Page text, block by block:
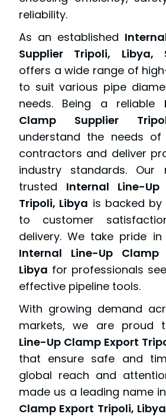
reliability.
As an established
Supplier Tripoli, Libya,
offers a wide range of
to suit various pipe
needs. Being a reliable
Clamp Supplier
understand the needs of
contractors and deliver
industry standards.
trusted Internal Line-
Tripoli, Libya is backed
to customer
delivery. We take pride
Internal Line-Up Clamp
Libya for professionals
effective pipeline tools.
With growing demand
markets, we are proud
Line-Up Clamp Export
that ensure safe and
global reach and
made us a leading name in
Clamp Export Tripoli, Libya